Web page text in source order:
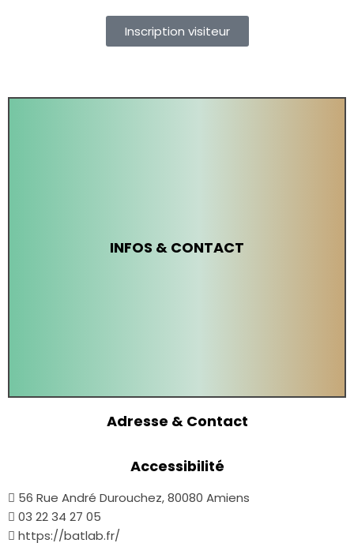
Inscription visiteur
INFOS & CONTACT
Adresse & Contact
Accessibilité
56 Rue André Durouchez, 80080 Amiens
03 22 34 27 05
https://batlab.fr/